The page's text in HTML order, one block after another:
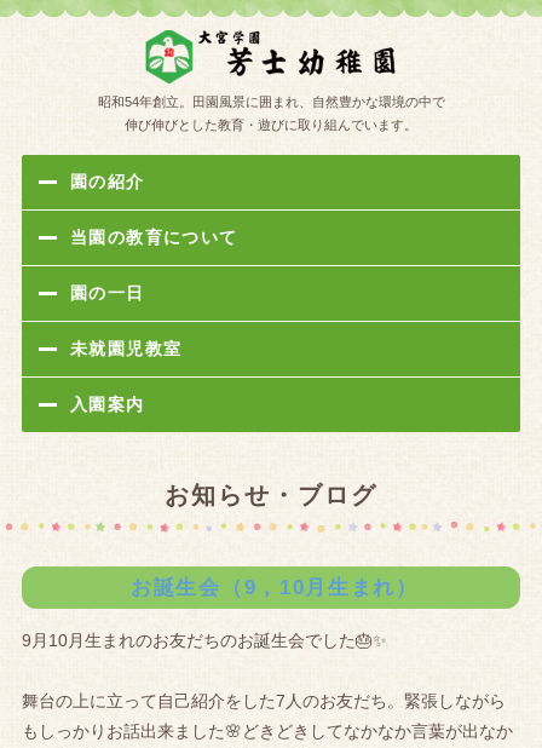
昭和54年創立。田園風景に囲まれ、自然豊かな環境の中で
伸び伸びとした教育・遊びに取り組んでいます。
園の紹介
当園の教育について
園の一日
未就園児教室
入園案内
お知らせ・ブログ
お誕生会（9，10月生まれ）
9月10月生まれのお友だちのお誕生会でした🎂✨
舞台の上に立って自己紹介をした7人のお友だち。緊張しながら
もしっかりお話出来ました🌸どきどきしてなかなか言葉が出なか